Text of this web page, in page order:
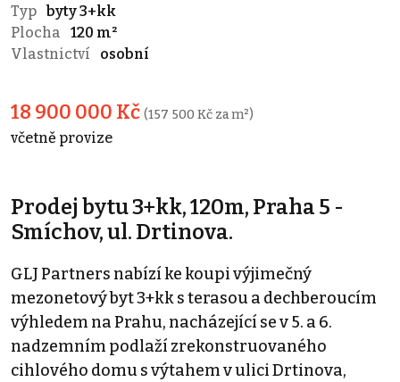
Typ byty 3+kk
Plocha
120 m²
Vlastnictví
osobní
18 900 000 Kč (157 500 Kč za m²)
včetně provize
Prodej bytu 3+kk, 120m, Praha 5 -
Smíchov, ul. Drtinova.
GLJ Partners nabízí ke koupi výjimečný
mezonetový byt 3+kk s terasou a dechberoucím
výhledem na Prahu, nacházející se v 5. a 6.
nadzemním podlaží zrekonstruovaného
cihlového domu s výtahem v ulici Drtinova,